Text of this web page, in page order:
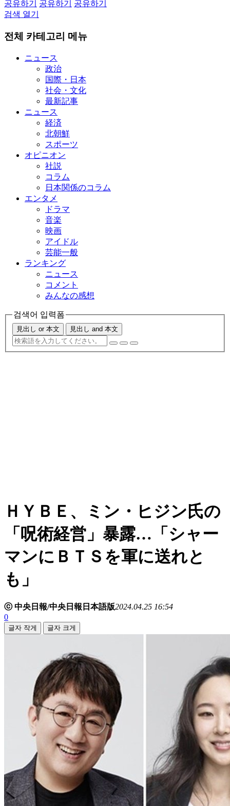
공유하기
공유하기
공유하기
검색 열기
전체 카테고리 메뉴
ニュース
政治
国際・日本
社会・文化
最新記事
ニュース
経済
北朝鮮
スポーツ
オピニオン
社説
コラム
日本関係のコラム
エンタメ
ドラマ
音楽
映画
アイドル
芸能一般
ランキング
ニュース
コメント
みんなの感想
검색어 입력폼
見出し or 本文 見出し and 本文
ＨＹＢＥ、ミン・ヒジン氏の
「呪術経営」暴露…「シャー
マンにＢＴＳを軍に送れと
も」
ⓒ 中央日報/中央日報日本語版2024.04.25 16:54
0
글자 작게 글자 크게